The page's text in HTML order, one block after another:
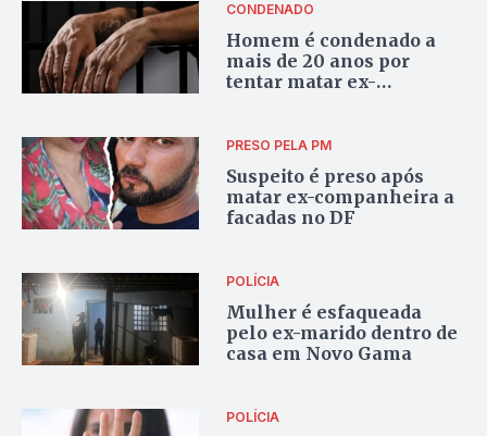
CONDENADO
Homem é condenado a
mais de 20 anos por
tentar matar ex-
PRESO PELA PM
Suspeito é preso após
matar ex-companheira a
facadas no DF
POLÍCIA
Mulher é esfaqueada
pelo ex-marido dentro de
casa em Novo Gama
POLÍCIA